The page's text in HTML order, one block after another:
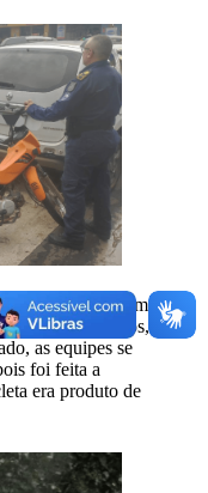
que foram
foram vistos, e
as equipes se
foi feita a
era produto de